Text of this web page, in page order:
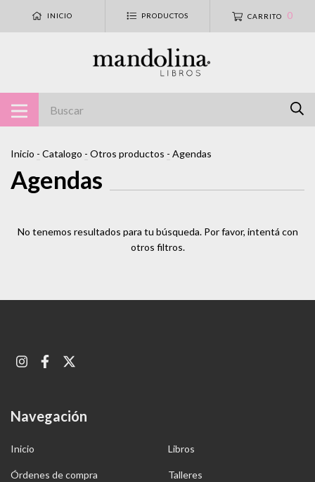
INICIO PRODUCTOS CARRITO 0
Inicio - Catalogo - Otros productos - Agendas
Agendas
No tenemos resultados para tu búsqueda. Por favor, intentá con
otros filtros.
Navegación
Inicio Libros
Órdenes de compra Talleres